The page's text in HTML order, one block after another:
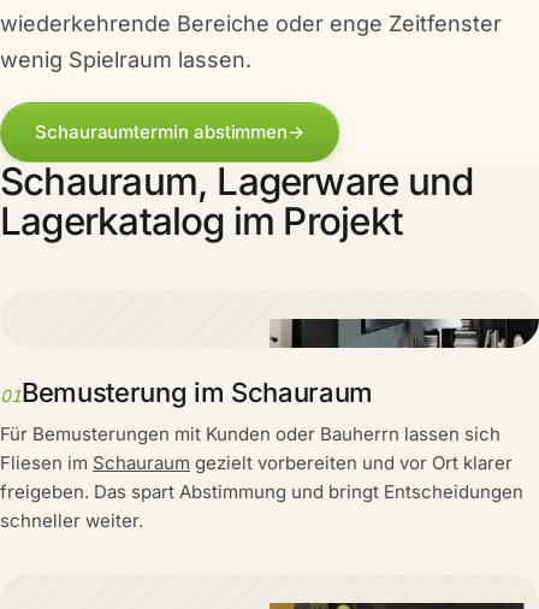
wiederkehrende Bereiche oder enge Zeitfenster
wenig Spielraum lassen.
Schauraumtermin abstimmen→
Schauraum, Lagerware und
Lagerkatalog im Projekt
01Bemusterung im Schauraum
Für Bemusterungen mit Kunden oder Bauherrn lassen sich
Fliesen im Schauraum gezielt vorbereiten und vor Ort klarer
freigeben. Das spart Abstimmung und bringt Entscheidungen
schneller weiter.